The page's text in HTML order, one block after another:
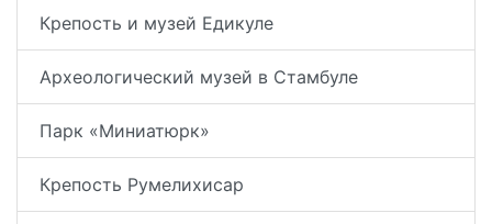
Крепость и музей Едикуле
Археологический музей в Стамбуле
Парк «Миниатюрк»
Крепость Румелихисар